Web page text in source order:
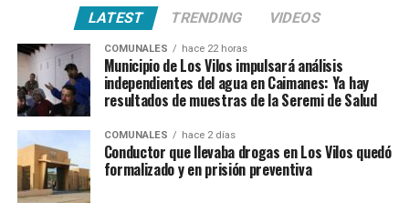
LATEST TRENDING VIDEOS
COMUNALES hace 22 horas
Municipio de Los Vilos impulsará análisis
independientes del agua en Caimanes: Ya hay
resultados de muestras de la Seremi de Salud
COMUNALES hace 2 días
Conductor que llevaba drogas en Los Vilos quedó
formalizado y en prisión preventiva